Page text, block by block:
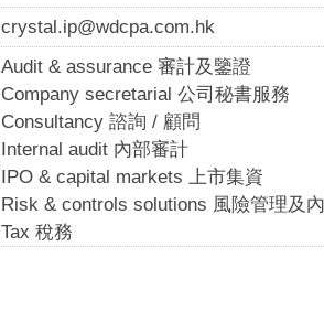
crystal.ip@wdcpa.com.hk
Audit & assurance 審計及鑒證
Company secretarial 公司秘書服務
Consultancy 諮詢 / 顧問
Internal audit 內部審計
IPO & capital markets 上市集資
Risk & controls solutions 風險管理及
Tax 稅務